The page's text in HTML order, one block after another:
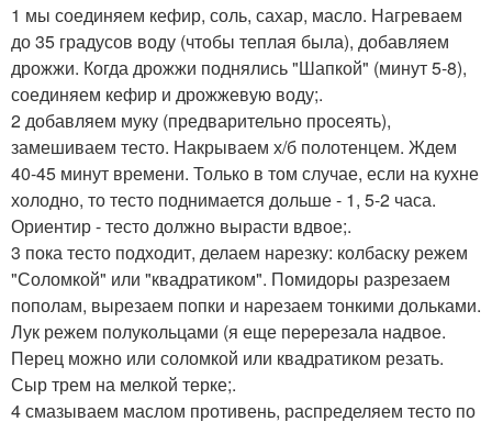
1 мы соединяем кефир, соль, сахар, масло. Нагреваем
до 35 градусов воду (чтобы теплая была), добавляем
дрожжи. Когда дрожжи поднялись "Шапкой" (минут 5-8),
соединяем кефир и дрожжевую воду;.
2 добавляем муку (предварительно просеять),
замешиваем тесто. Накрываем х/б полотенцем. Ждем
40-45 минут времени. Только в том случае, если на кухне
холодно, то тесто поднимается дольше - 1, 5-2 часа.
Ориентир - тесто должно вырасти вдвое;.
3 пока тесто подходит, делаем нарезку: колбаску режем
"Соломкой" или "квадратиком". Помидоры разрезаем
пополам, вырезаем попки и нарезаем тонкими дольками.
Лук режем полукольцами (я еще перерезала надвое.
Перец можно или соломкой или квадратиком резать.
Сыр трем на мелкой терке;.
4 смазываем маслом противень, распределяем тесто по